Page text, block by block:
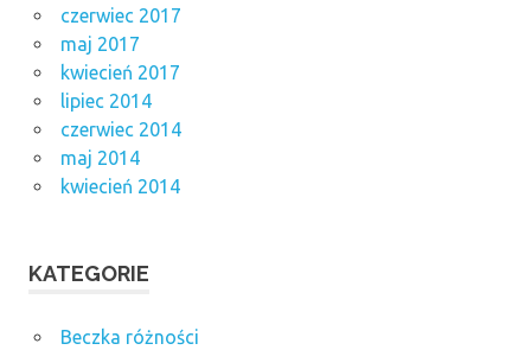
czerwiec 2017
maj 2017
kwiecień 2017
lipiec 2014
czerwiec 2014
maj 2014
kwiecień 2014
KATEGORIE
Beczka różności